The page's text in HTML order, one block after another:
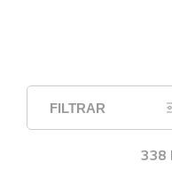
FILTRAR
338